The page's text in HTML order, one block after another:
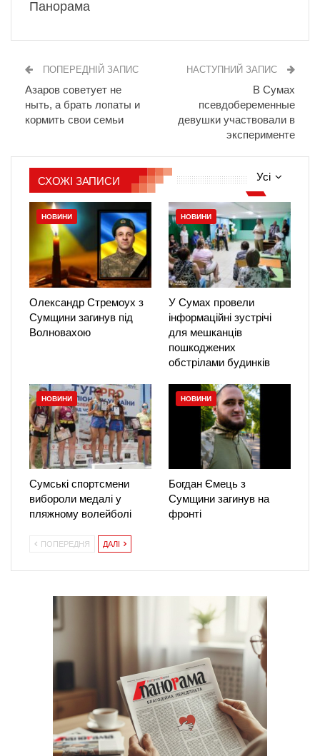
Панорама
ПОПЕРЕДНІЙ ЗАПИС
Азаров советует не
ныть, а брать лопаты и
кормить свои семьи
НАСТУПНИЙ ЗАПИС
В Сумах
псевдобеременные
девушки участвовали в
эксперименте
Усі
СХОЖІ ЗАПИСИ
НОВИНИ
Олександр Стремоух з
Сумщини загинув під
Волновахою
НОВИНИ
У Сумах провели
інформаційні зустрічі
для мешканців
пошкоджених
обстрілами будинків
НОВИНИ
Сумські спортсмени
вибороли медалі у
пляжному волейболі
НОВИНИ
Богдан Ємець з
Сумщини загинув на
фронті
ПОПЕРЕДНЯ ДАЛІ